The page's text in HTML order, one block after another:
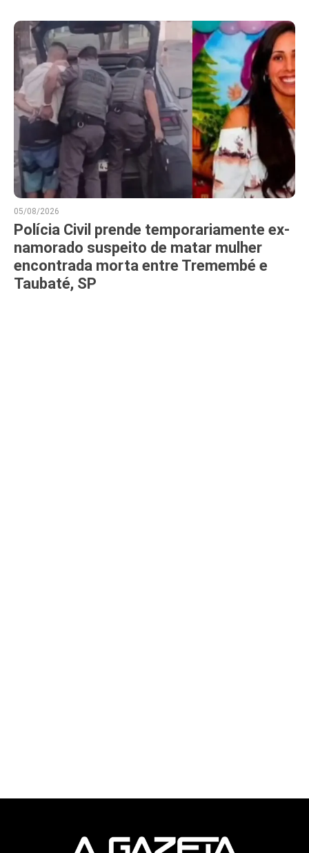
05/08/2026
Polícia Civil prende temporariamente ex-
namorado suspeito de matar mulher
encontrada morta entre Tremembé e
Taubaté, SP